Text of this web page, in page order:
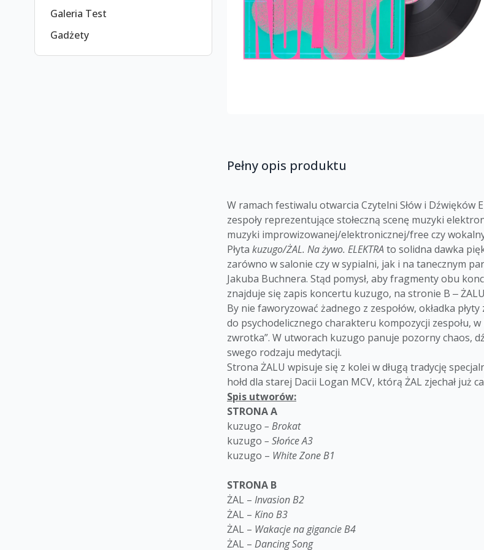
Galeria Test
Gadżety
Pełny opis produktu
W ramach festiwalu otwarcia Czytelni Słów i Dźwięków
zespoły reprezentujące stołeczną scenę muzyki
muzyki improwizowanej/elektronicznej/free czy
Płyta kuzugo/ŻAL. Na żywo. ELEKTRA to solidna dawka
zarówno w salonie czy w sypialni, jak i na tanecznym
Jakuba Buchnera. Stąd pomysł, aby fragmenty obu
znajduje się zapis koncertu kuzugo, na stronie B ‒
By nie faworyzować żadnego z zespołów, okładka
do psychodelicznego charakteru kompozycji zespołu,
zwrotka”. W utworach kuzugo panuje pozorny chaos,
swego rodzaju medytacji.
Strona ŻALU wpisuje się z kolei w długą tradycję
hołd dla starej Dacii Logan MCV, którą ŻAL zjechał już
Spis utworów:
STRONA A
kuzugo – Brokat
kuzugo – Słońce A3
kuzugo – White Zone B1
STRONA B
ŻAL – Invasion B2
ŻAL – Kino B3
ŻAL – Wakacje na gigancie B4
ŻAL – Dancing Song